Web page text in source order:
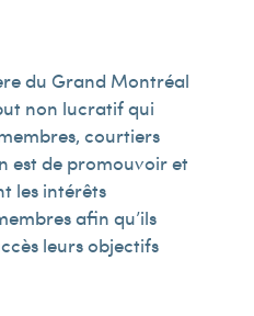
du Grand Montréal
non lucratif qui
courtiers
est de promouvoir et
les intérêts
afin qu’ils
leurs objectifs